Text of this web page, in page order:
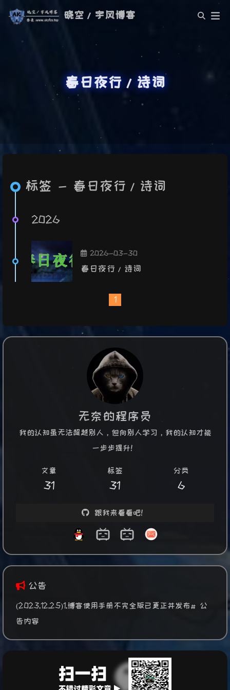
晓空/宇风博客
春日夜行/诗词
标签 - 春日夜行/诗词
2026
2026-03-30
春日夜行/诗词
1
无奈的程序员
我的认知虽无法超越别人，但向别人学习，我的认知才能
一步步提升！
文章
31
标签
31
分类
6
跟我来看看吧！
公告
(2023.12.25)1.博客使用手册不完全版已更正并发布# 公
告内容